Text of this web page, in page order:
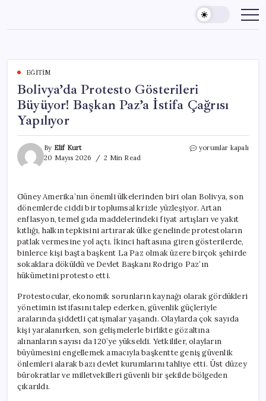
content
EĞITIM
Bolivya’da Protesto Gösterileri
Büyüyor! Başkan Paz’a İstifa Çağrısı
Yapılıyor
By Elif Kurt
20 Mayıs 2026
2 Min Read
Bolivya’da
Paz’a
İstifa
Çağrısı
Yapılıyor
için
yorumlar kapalı
Güney Amerika’nın önemli ülkelerinden biri olan Bolivya, son
dönemlerde ciddi bir toplumsal krizle yüzleşiyor. Artan
enflasyon, temel gıda maddelerindeki fiyat artışları ve yakıt
kıtlığı, halkın tepkisini artırarak ülke genelinde protestoların
patlak vermesine yol açtı. İkinci haftasına giren gösterilerde,
binlerce kişi başta başkent La Paz olmak üzere birçok şehirde
sokaklara döküldü ve Devlet Başkanı Rodrigo Paz’ın
hükümetini protesto etti.
Protestocular, ekonomik sorunların kaynağı olarak gördükleri
yönetimin istifasını talep ederken, güvenlik güçleriyle
aralarında şiddetli çatışmalar yaşandı. Olaylarda çok sayıda
kişi yaralanırken, son gelişmelerle birlikte gözaltına
alınanların sayısı da 120’ye yükseldi. Yetkililer, olayların
büyümesini engellemek amacıyla başkentte geniş güvenlik
önlemleri alarak bazı devlet kurumlarını tahliye etti. Üst düzey
bürokratlar ve milletvekilleri güvenli bir şekilde bölgeden
çıkarıldı.